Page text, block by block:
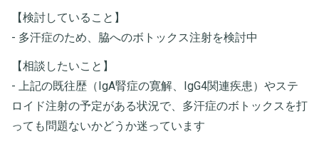
【検討していること】
- 多汗症のため、脇へのボトックス注射を検討中
【相談したいこと】
- 上記の既往歴（IgA腎症の寛解、IgG4関連疾患）やステ
ロイド注射の予定がある状況で、多汗症のボトックスを打
っても問題ないかどうか迷っています